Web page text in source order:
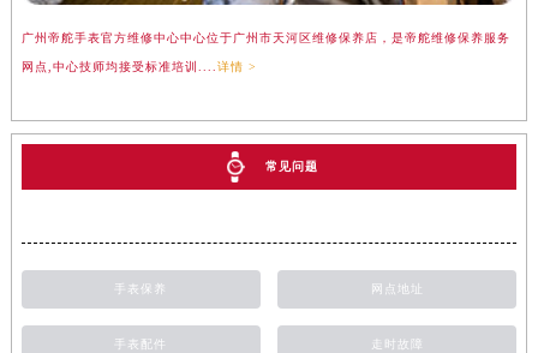
广州帝舵手表官方维修中心中心位于广州市天河区维修保养店，是帝舵维修保养服务
网点,中心技师均接受标准培训....详情 >
常见问题
手表保养 网点地址
手表配件 走时故障